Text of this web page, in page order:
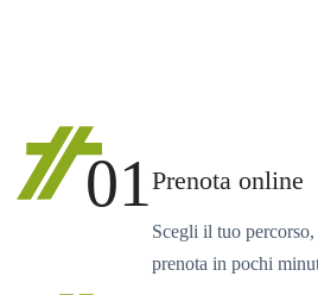
01Prenota online
Scegli il tuo
prenota in pochi